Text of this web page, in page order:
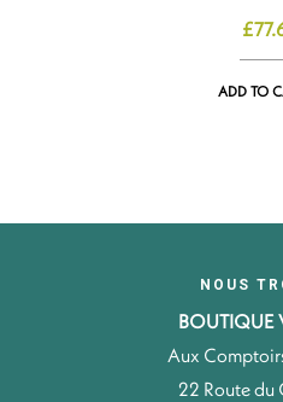
£
ADD TO
NOUS
BOUTIQUE
Aux
22 Route du